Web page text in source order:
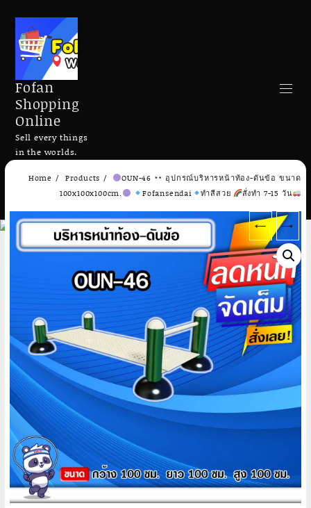
Skip
Fofan
Shopping
Online
Sell every things
in the worlds.
Search
Home Products OUN-46
อุปกรณ์บริหารหน้าท้อง-ดันข้อ ขนาด
100x100x100cm.
Fofansendai ทำสีสวย สั่งทำ 7-15 วัน
← →
Add to cart Add to cart